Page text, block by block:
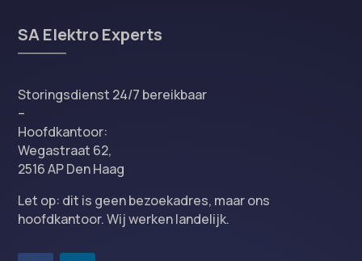
SA Elektro Experts
Storingsdienst 24/7 bereikbaar
–
Hoofdkantoor:
Wegastraat 62,
2516 AP Den Haag
Let op: dit is geen bezoekadres, maar ons
hoofdkantoor. Wij werken landelijk.